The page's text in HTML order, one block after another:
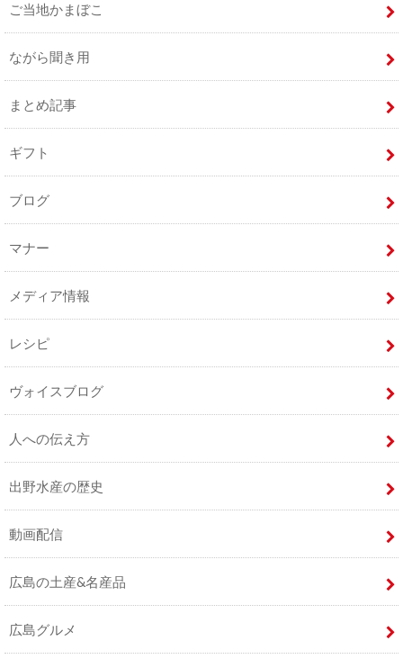
ご当地かまぼこ
ながら聞き用
まとめ記事
ギフト
ブログ
マナー
メディア情報
レシピ
ヴォイスブログ
人への伝え方
出野水産の歴史
動画配信
広島の土産&名産品
広島グルメ